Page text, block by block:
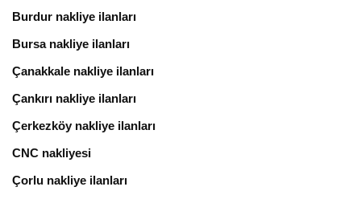
Burdur nakliye ilanları
Bursa nakliye ilanları
Çanakkale nakliye ilanları
Çankırı nakliye ilanları
Çerkezköy nakliye ilanları
CNC nakliyesi
Çorlu nakliye ilanları